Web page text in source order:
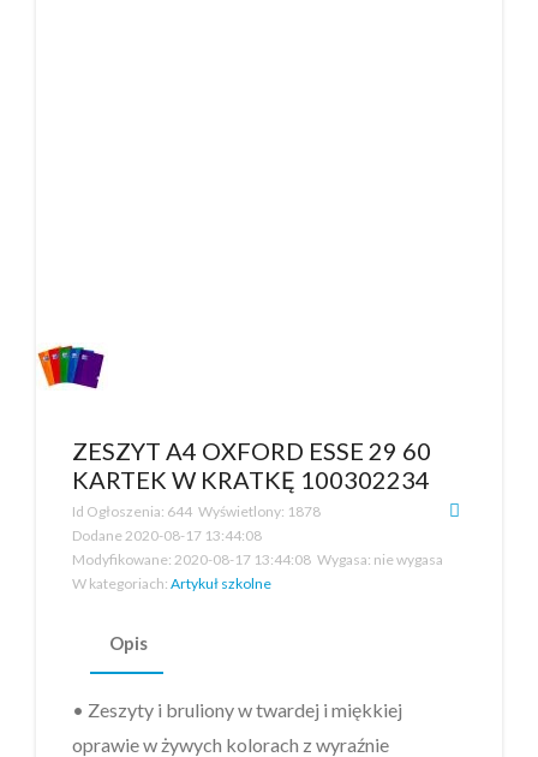
ZESZYT A4 OXFORD ESSE 29 60
KARTEK W KRATKĘ 100302234
Id Ogłoszenia: 644 Wyświetlony: 1878
Dodane2020-08-17 13:44:08
Modyfikowane: 2020-08-17 13:44:08 Wygasa: nie wygasa
W kategoriach: Artykuł szkolne
Opis
• Zeszyty i bruliony w twardej i miękkiej
oprawie w żywych kolorach z wyraźnie